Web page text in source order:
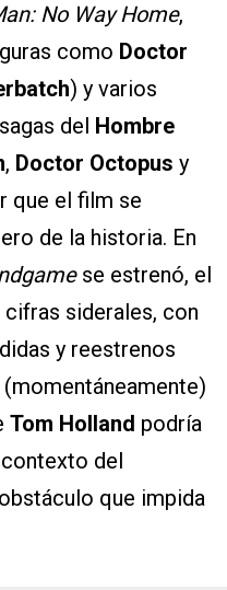
No Way Home,
como Doctor
) y varios
del Hombre
, Doctor Octopus y
que el film se
de la historia. En
se estrenó, el
siderales, con
y reestrenos
Tom Holland podría
del
que impida